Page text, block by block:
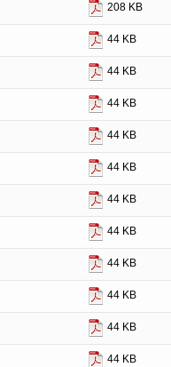
208 KB
44 KB
44 KB
44 KB
44 KB
44 KB
44 KB
44 KB
44 KB
44 KB
44 KB
44 KB